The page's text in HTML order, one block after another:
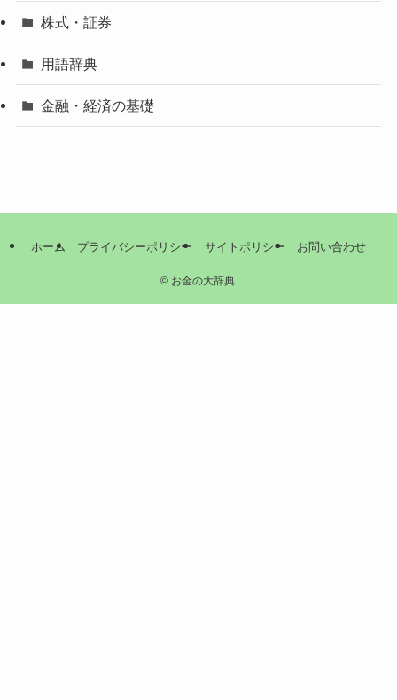
株式・証券
用語辞典
金融・経済の基礎
ホーム プライバシーポリシー サイトポリシー お問い合わせ
©お金の大辞典.